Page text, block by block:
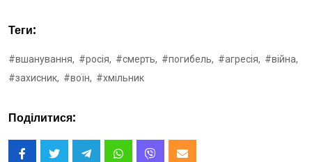
Теги:
#вшанування, #росія, #смерть, #погибель, #агресія, #війна,
#захисник, #воїн, #хмільник
Поділитися: